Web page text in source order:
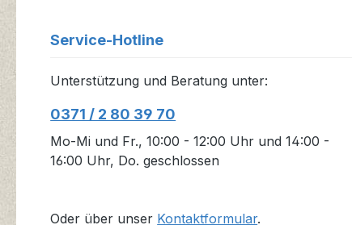
Service-Hotline
Unterstützung und Beratung unter:
0371 / 2 80 39 70
Mo-Mi und Fr., 10:00 - 12:00 Uhr und 14:00 -
16:00 Uhr, Do. geschlossen
Oder über unser Kontaktformular.